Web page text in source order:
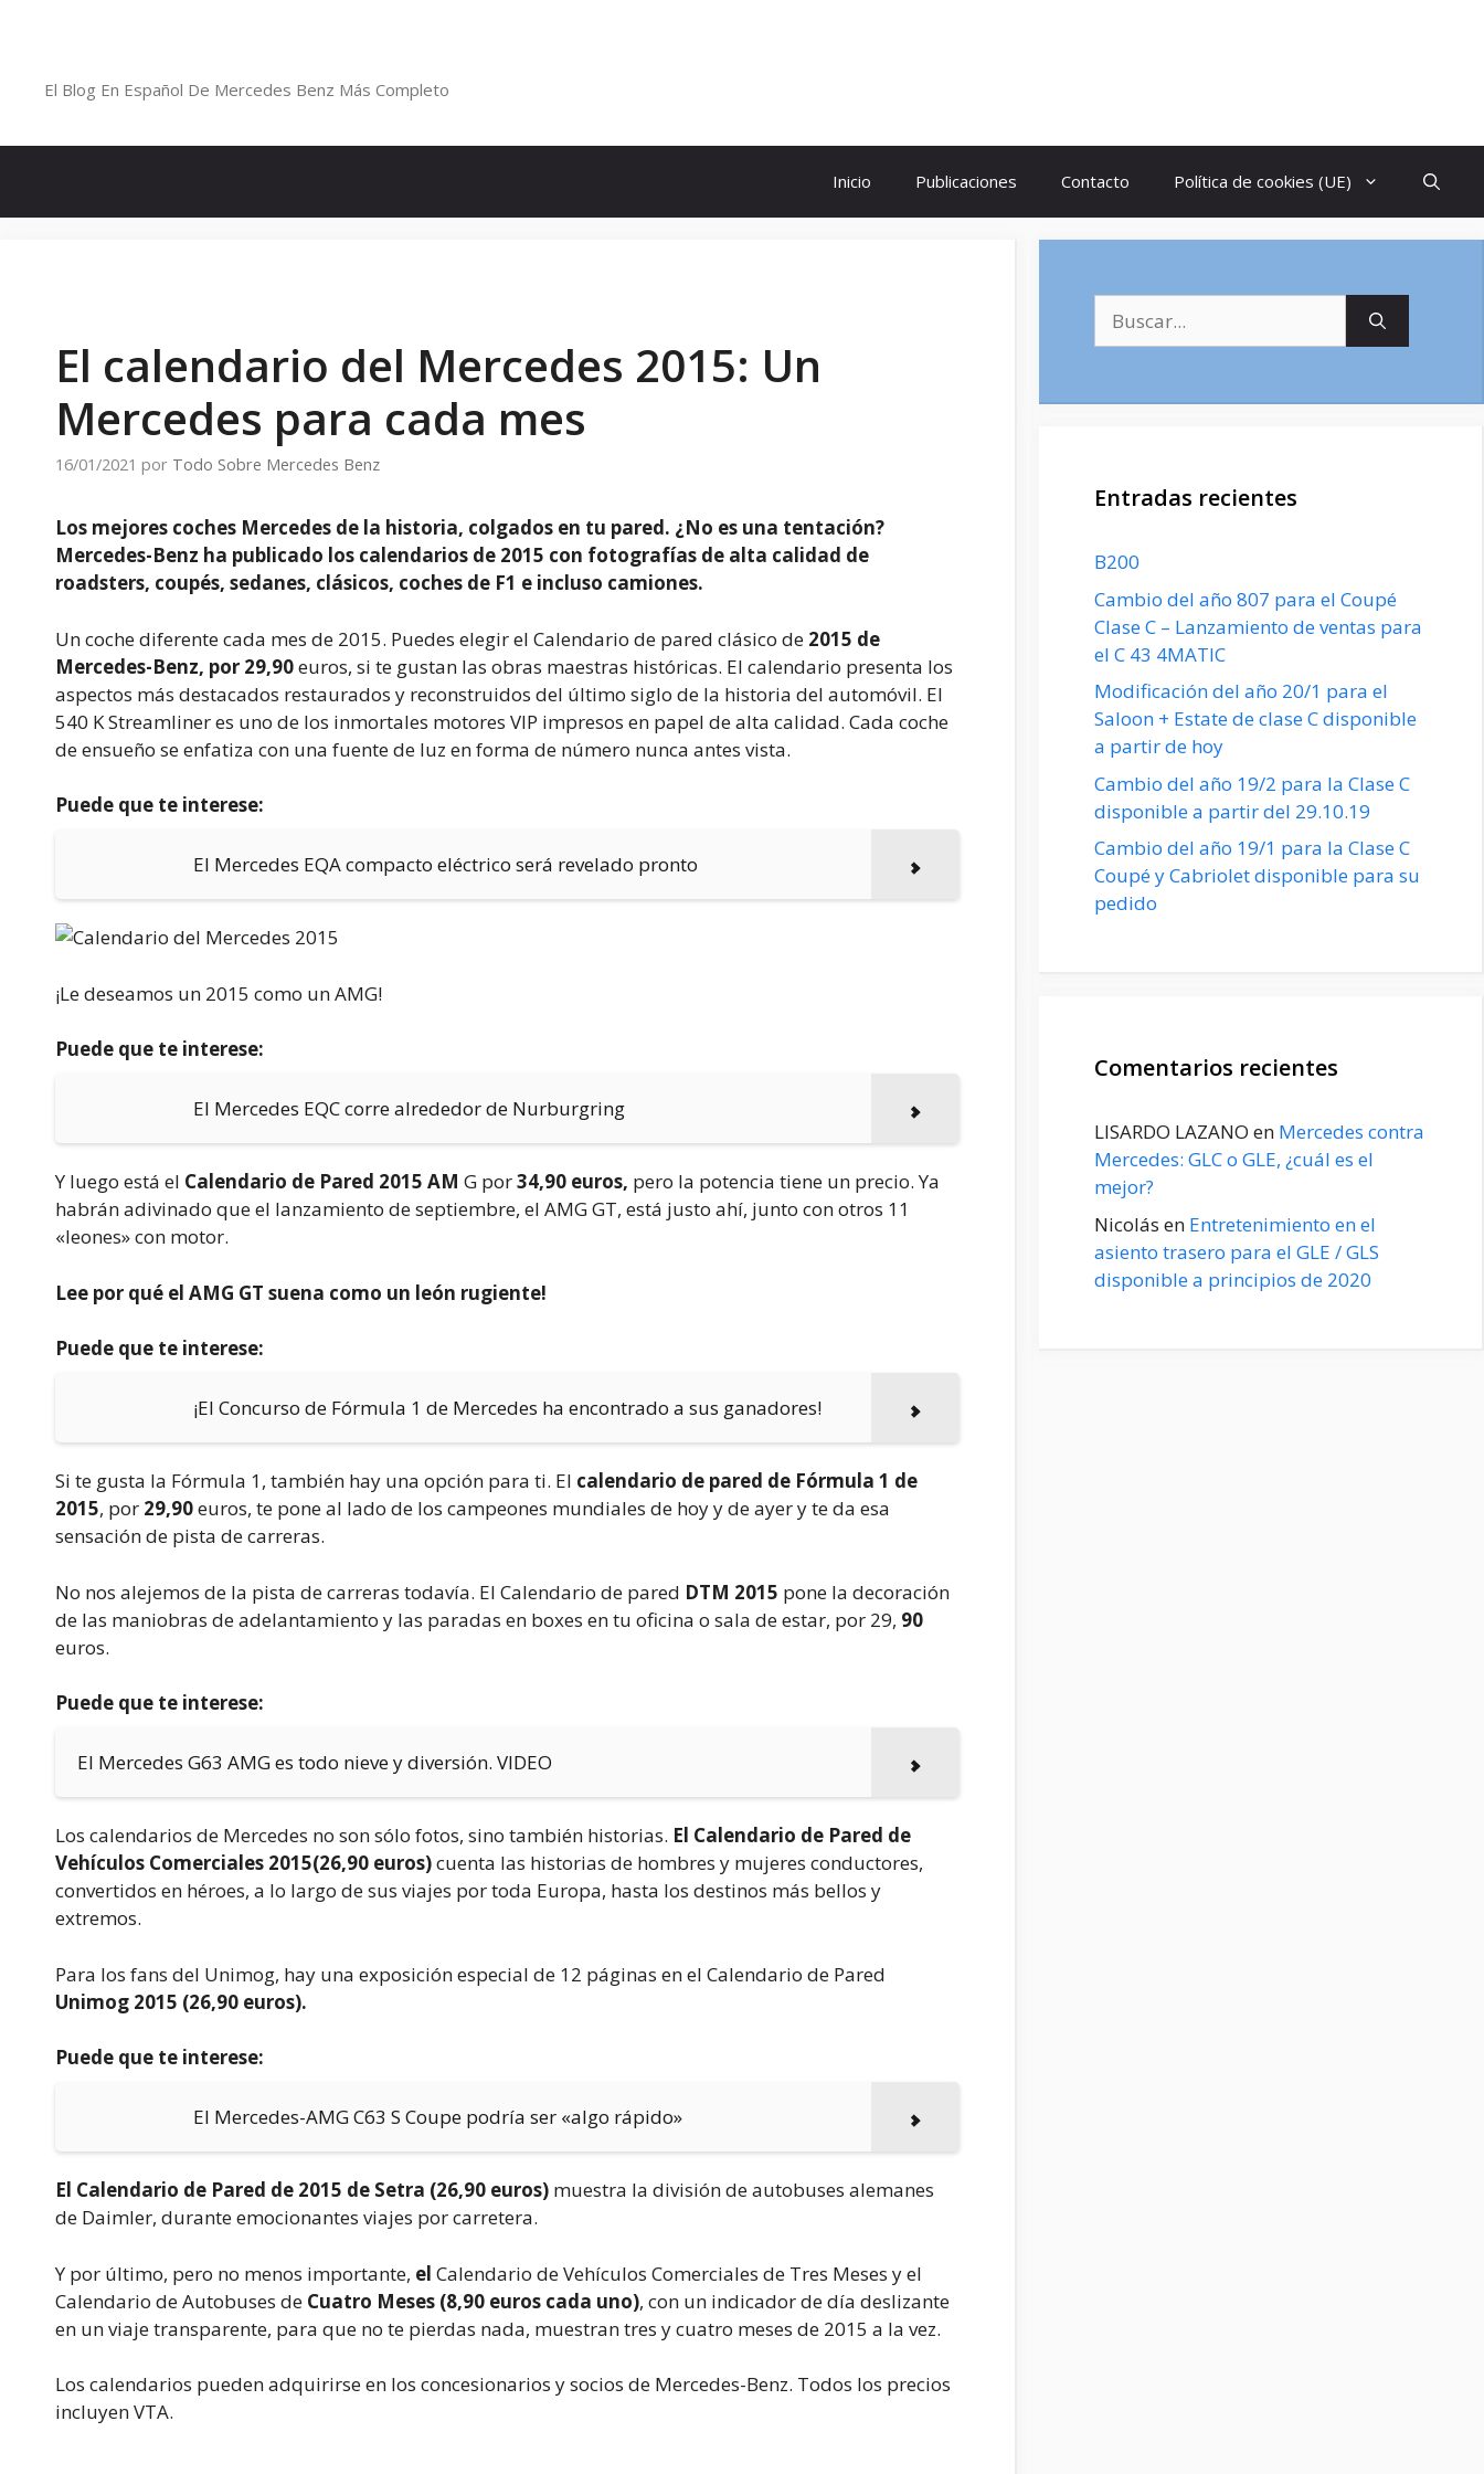
El Blog En Español De Mercedes Benz Más Completo
Inicio Publicaciones Contacto Política de cookies (UE)
El calendario del Mercedes 2015: Un
Mercedes para cada mes
16/01/2021 por Todo Sobre Mercedes Benz
Los mejores coches Mercedes de la historia, colgados en tu pared. ¿No es una tentación?
Mercedes-Benz ha publicado los calendarios de 2015 con fotografías de alta calidad de
roadsters, coupés, sedanes, clásicos, coches de F1 e incluso camiones.
Un coche diferente cada mes de 2015. Puedes elegir el Calendario de pared clásico de 2015 de
Mercedes-Benz, por 29,90euros, si te gustan las obras maestras históricas. El calendario presenta los
aspectos más destacados restaurados y reconstruidos del último siglo de la historia del automóvil. El
540 K Streamliner es uno de los inmortales motores VIP impresos en papel de alta calidad. Cada coche
de ensueño se enfatiza con una fuente de luz en forma de número nunca antes vista.
Puede que te interese:
El Mercedes EQA compacto eléctrico será revelado pronto
¡Le deseamos un 2015 como un AMG!
Puede que te interese:
El Mercedes EQC corre alrededor de Nurburgring
Y luego está el Calendario de Pared 2015 AM G por34,90 euros, pero la potencia tiene un precio. Ya
habrán adivinado que el lanzamiento de septiembre, el AMG GT, está justo ahí, junto con otros 11
«leones» con motor.
Lee por qué el AMG GT suena como un león rugiente!
Puede que te interese:
¡El Concurso de Fórmula 1 de Mercedes ha encontrado a sus ganadores!
Si te gusta la Fórmula 1, también hay una opción para ti. El calendario de pared de Fórmula 1 de
2015, por 29,90euros, te pone al lado de los campeones mundiales de hoy y de ayer y te da esa
sensación de pista de carreras.
No nos alejemos de la pista de carreras todavía. El Calendario de pared DTM 2015 pone la decoración
de las maniobras de adelantamiento y las paradas en boxes en tu oficina o sala de estar, por 29, 90
euros.
Puede que te interese:
El Mercedes G63 AMG es todo nieve y diversión. VIDEO
Los calendarios de Mercedes no son sólo fotos, sino también historias. El Calendario de Pared de
Vehículos Comerciales 2015(26,90 euros)cuenta las historias de hombres y mujeres conductores,
convertidos en héroes, a lo largo de sus viajes por toda Europa, hasta los destinos más bellos y
extremos.
Para los fans del Unimog, hay una exposición especial de 12 páginas en el Calendario de Pared
Unimog 2015 (26,90 euros).
Puede que te interese:
El Mercedes-AMG C63 S Coupe podría ser «algo rápido»
El Calendario de Pared de 2015 de Setra (26,90 euros) muestra la división de autobuses alemanes
de Daimler, durante emocionantes viajes por carretera.
Y por último, pero no menos importante, el Calendario de Vehículos Comerciales de Tres Meses y el
Calendario de Autobuses de Cuatro Meses (8,90 euros cada uno), con un indicador de día deslizante
en un viaje transparente, para que no te pierdas nada, muestran tres y cuatro meses de 2015 a la vez.
Los calendarios pueden adquirirse en los concesionarios y socios de Mercedes-Benz. Todos los precios
incluyen VTA.
Entradas recientes
B200
Cambio del año 807 para el Coupé
Clase C – Lanzamiento de ventas para
el C 43 4MATIC
Modificación del año 20/1 para el
Saloon + Estate de clase C disponible
a partir de hoy
Cambio del año 19/2 para la Clase C
disponible a partir del 29.10.19
Cambio del año 19/1 para la Clase C
Coupé y Cabriolet disponible para su
pedido
Comentarios recientes
LISARDO LAZANO en Mercedes contra
Mercedes: GLC o GLE, ¿cuál es el
mejor?
Nicolás en Entretenimiento en el
asiento trasero para el GLE / GLS
disponible a principios de 2020